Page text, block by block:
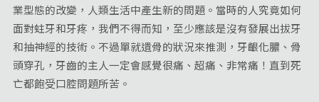
業型態的改變，人類生活中產生新的問題。當時的人究竟如何
面對蛀牙和牙疼，我們不得而知，至少應該是沒有發展出拔牙
和抽神經的技術。不過單就遺骨的狀況來推測，牙齦化膿、骨
頭穿孔，牙齒的主人一定會感覺很痛、超痛、非常痛！直到死
亡都飽受口腔問題所苦。